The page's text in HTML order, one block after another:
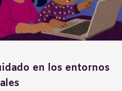
en los entornos